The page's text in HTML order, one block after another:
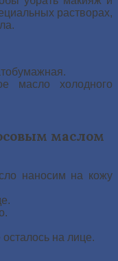
растворах,
масло холодного
маслом
наносим на кожу
на лице.